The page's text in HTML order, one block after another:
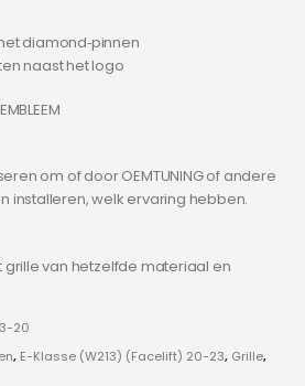
diamond‑pinnen
naast het logo
om of door OEMTUNING of andere
installeren, welk ervaring hebben.
grille van hetzelfde materiaal en
20
, E-Klasse (W213) (Facelift) 20-23, Grille,